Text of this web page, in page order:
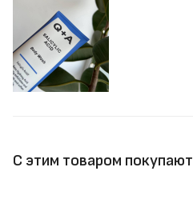
С этим товаром покупают